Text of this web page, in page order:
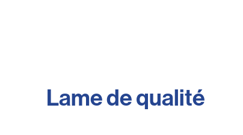
Lame de qualité